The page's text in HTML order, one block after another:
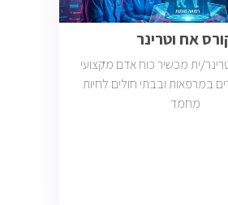
אח וטרינר
ית מכשיר כוח אדם מקצועי
במרפאות ובבתי חולים לחיות
מחמד